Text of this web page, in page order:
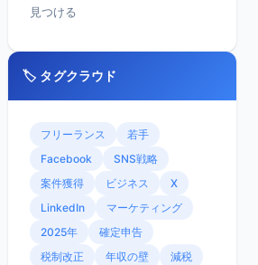
見つける
🏷️ タグクラウド
フリーランス
若手
Facebook
SNS戦略
案件獲得
ビジネス
X
LinkedIn
マーケティング
2025年
確定申告
税制改正
年収の壁
減税